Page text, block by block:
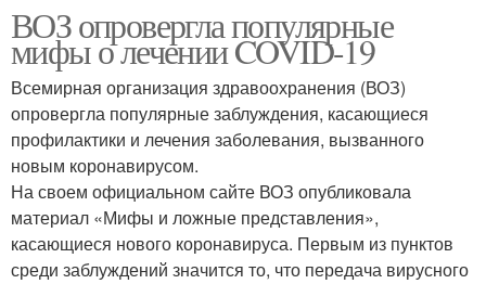
ВОЗ опровергла популярные
мифы о лечении COVID-19
Всемирная организация здравоохранения (ВОЗ)
опровергла популярные заблуждения, касающиеся
профилактики и лечения заболевания, вызванного
новым коронавирусом.
На своем официальном сайте ВОЗ опубликовала
материал «Мифы и ложные представления»,
касающиеся нового коронавируса. Первым из пунктов
среди заблуждений значится то, что передача вирусного